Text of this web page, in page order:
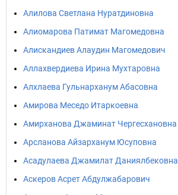
Алилова Светлана Нуратдиновна
Алиомарова Патимат Магомедовна
Алискандиев Алаудин Магомедович
Аллахвердиева Ирина Мухтаровна
Алхлаева Гульнарханум Абасовна
Амирова Меседо Итаркоевна
Амирханова Джаминат Чергесхановна
Арсланова Айзарханум Юсуповна
Асадулаева Джамилат Даниялбековна
Аскеров Асрет Абдулжабарович